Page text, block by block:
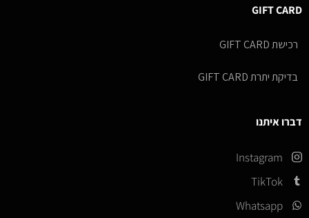
GIFT CARD
רכישת GIFT CARD
בדיקת יתרת GIFT CARD
דברו איתנו
Instagram
TikTok
Whatsapp